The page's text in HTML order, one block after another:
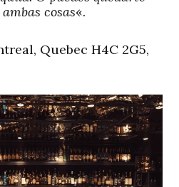
cosas«.
Quebec H4C 2G5,